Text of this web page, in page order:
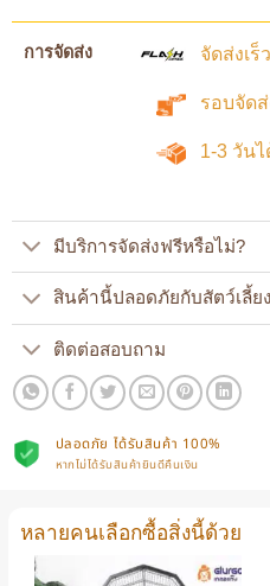
การจัดส่ง จัดส่งเร็
รอบจัด
1-3 วัน
มีบริการจัดส่งฟรีหรือไม่?
สินค้านี้ปลอดภัยกับสัตว์เลี้ย
ติดต่อสอบถาม
ปลอดภัย ได้รับสินค้า 100%
หากไม่ได้รับสินค้ายินดีคืนเงิน
หลายคนเลือกซื้อสิ่งนี้ด้วย